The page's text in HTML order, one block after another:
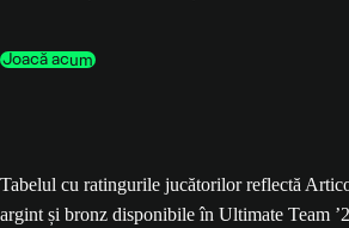
Joacă acum
Tabelul cu ratingurile jucătorilor reflectă
argint și bronz disponibile în Ultimate Team